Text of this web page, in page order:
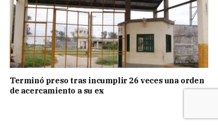
Terminó preso tras incumplir 26 veces una orden
de acercamiento a su ex